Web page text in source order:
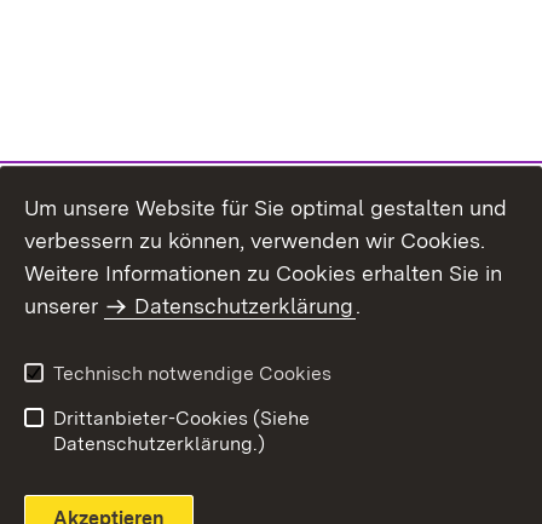
Themenübersicht
Um unsere Website für Sie optimal gestalten und
verbessern zu können, verwenden wir Cookies.
Weitere Informationen zu Cookies erhalten Sie in
unserer
Datenschutzerklärung.
Technisch notwendige Cookies
Drittanbieter-Cookies (Siehe
Datenschutzerklärung.)
Akzeptieren